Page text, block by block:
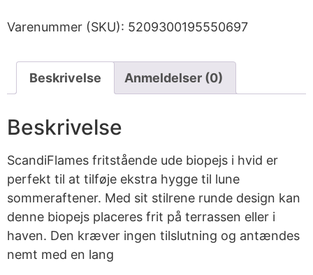
Varenummer (SKU): 5209300195550697
Beskrivelse Anmeldelser (0)
Beskrivelse
ScandiFlames fritstående ude biopejs i hvid er
perfekt til at tilføje ekstra hygge til lune
sommeraftener. Med sit stilrene runde design kan
denne biopejs placeres frit på terrassen eller i
haven. Den kræver ingen tilslutning og antændes
nemt med en lang